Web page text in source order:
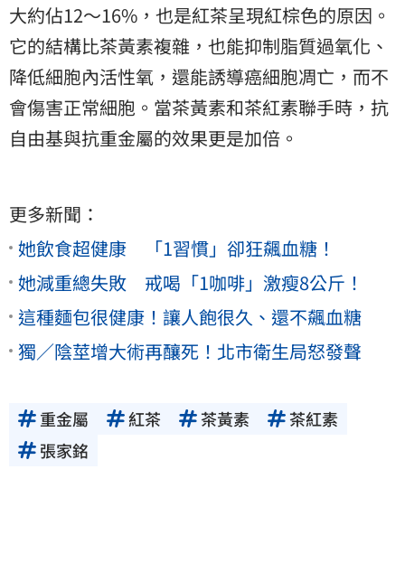
大約佔12～16%，也是紅茶呈現紅棕色的原因。
它的結構比茶黃素複雜，也能抑制脂質過氧化、
降低細胞內活性氧，還能誘導癌細胞凋亡，而不
會傷害正常細胞。當茶黃素和茶紅素聯手時，抗
自由基與抗重金屬的效果更是加倍。
更多新聞：
她飲食超健康 「1習慣」卻狂飆血糖！
她減重總失敗 戒喝「1咖啡」激瘦8公斤！
這種麵包很健康！讓人飽很久、還不飆血糖
獨／陰莖增大術再釀死！北市衛生局怒發聲
重金屬 紅茶 茶黃素
茶紅素
張家銘